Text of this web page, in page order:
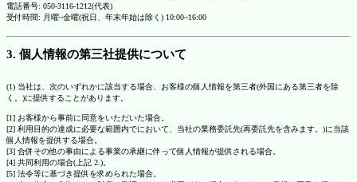
電話番号: 050-3116-1212(代表)
受付時間: 月曜~金曜(祝日、年末年始は除く) 10:00~16:00
3. 個人情報の第三社提供について
(1) 当社は、次のいずれかに該当する場合、お客様の個人情報を第三者(外国にある第三者を除
く。)に提供することがあります。
[1] お客様から事前に同意をいただいた場合。
[2] 利用目的の達成に必要な範囲内でにおいて、当社の業務委託先(再委託先を含みます。)に当該
個人情報を提供する場合。
[3] 合併その他の事由による事業の承継に伴って個人情報が提供される場合。
[4] 共同利用の場合(上記 2.)。
[5] 法令等に基づき提供を求められた場合。